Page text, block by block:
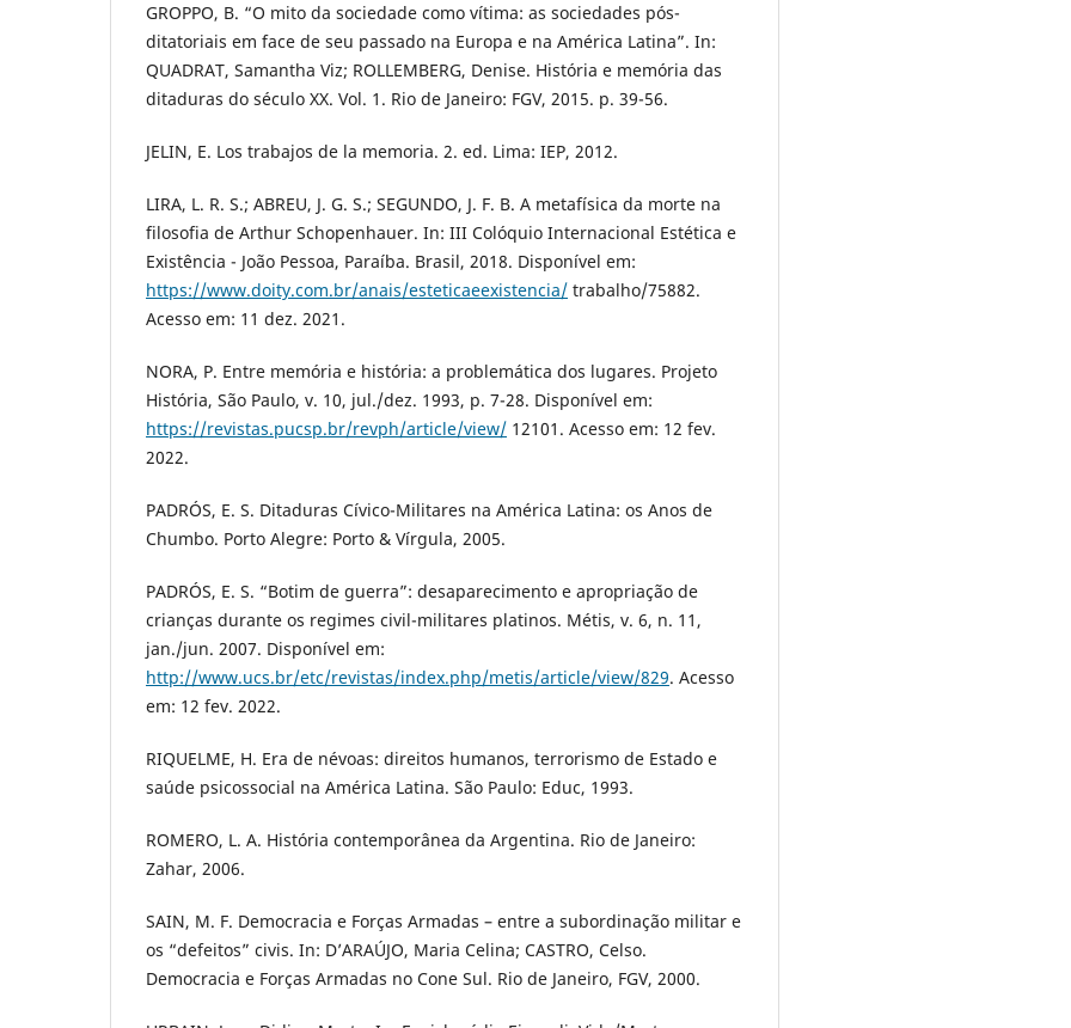
GROPPO, B. “O mito da sociedade como vítima: as sociedades pós-
ditatoriais em face de seu passado na Europa e na América Latina”. In:
QUADRAT, Samantha Viz; ROLLEMBERG, Denise. História e memória das
ditaduras do século XX. Vol. 1. Rio de Janeiro: FGV, 2015. p. 39-56.
JELIN, E. Los trabajos de la memoria. 2. ed. Lima: IEP, 2012.
LIRA, L. R. S.; ABREU, J. G. S.; SEGUNDO, J. F. B. A metafísica da morte na
filosofia de Arthur Schopenhauer. In: III Colóquio Internacional Estética e
Existência - João Pessoa, Paraíba. Brasil, 2018. Disponível em:
https://www.doity.com.br/anais/esteticaeexistencia/ trabalho/75882.
Acesso em: 11 dez. 2021.
NORA, P. Entre memória e história: a problemática dos lugares. Projeto
História, São Paulo, v. 10, jul./dez. 1993, p. 7-28. Disponível em:
https://revistas.pucsp.br/revph/article/view/ 12101. Acesso em: 12 fev.
2022.
PADRÓS, E. S. Ditaduras Cívico-Militares na América Latina: os Anos de
Chumbo. Porto Alegre: Porto & Vírgula, 2005.
PADRÓS, E. S. “Botim de guerra”: desaparecimento e apropriação de
crianças durante os regimes civil-militares platinos. Métis, v. 6, n. 11,
jan./jun. 2007. Disponível em:
http://www.ucs.br/etc/revistas/index.php/metis/article/view/829. Acesso
em: 12 fev. 2022.
RIQUELME, H. Era de névoas: direitos humanos, terrorismo de Estado e
saúde psicossocial na América Latina. São Paulo: Educ, 1993.
ROMERO, L. A. História contemporânea da Argentina. Rio de Janeiro:
Zahar, 2006.
SAIN, M. F. Democracia e Forças Armadas – entre a subordinação militar e
os “defeitos” civis. In: D’ARAÚJO, Maria Celina; CASTRO, Celso.
Democracia e Forças Armadas no Cone Sul. Rio de Janeiro, FGV, 2000.